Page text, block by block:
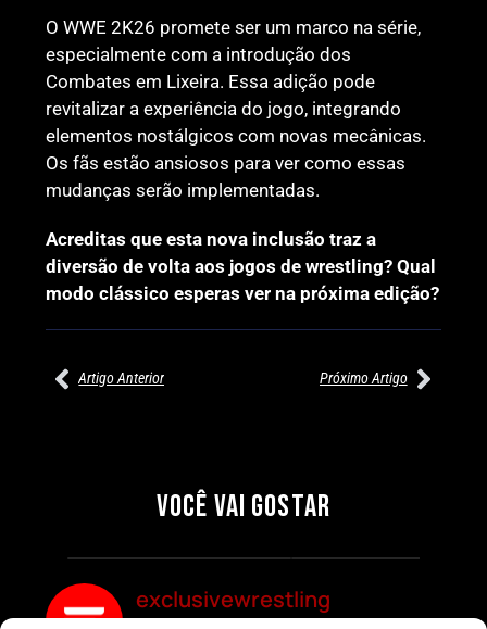
O WWE 2K26 promete ser um marco na série,
especialmente com a introdução dos
Combates em Lixeira. Essa adição pode
revitalizar a experiência do jogo, integrando
elementos nostálgicos com novas mecânicas.
Os fãs estão ansiosos para ver como essas
mudanças serão implementadas.
Acreditas que esta nova inclusão traz a
diversão de volta aos jogos de wrestling? Qual
modo clássico esperas ver na próxima edição?
Artigo Anterior Próximo Artigo
VOCÊ VAI GOSTAR
SEGMENTOS A NÃO PERDER
Por exclusivewrestling
MUNDIAL FEMININO NA AEW
REDEMPTION
Por exclusivewrestling
exclusivewrestling